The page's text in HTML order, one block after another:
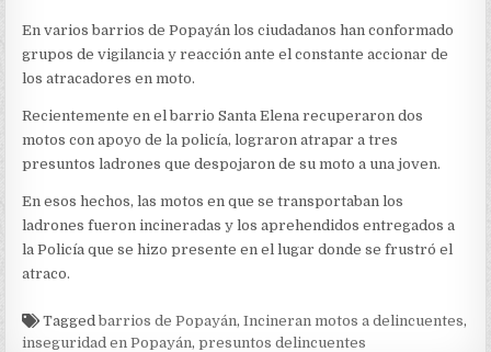
INCINERADO
LAS
MOTOS
DELINCUENTES
En varios barrios de Popayán los ciudadanos han conformado
grupos de vigilancia y reacción ante el constante accionar de
los atracadores en moto.
Recientemente en el barrio Santa Elena recuperaron dos
motos con apoyo de la policía, lograron atrapar a tres
presuntos ladrones que despojaron de su moto a una joven.
En esos hechos, las motos en que se transportaban los
ladrones fueron incineradas y los aprehendidos entregados a
la Policía que se hizo presente en el lugar donde se frustró el
atraco.
Taggedbarrios de Popayán,Incineran motos a delincuentes,
inseguridad en Popayán,presuntos delincuentes